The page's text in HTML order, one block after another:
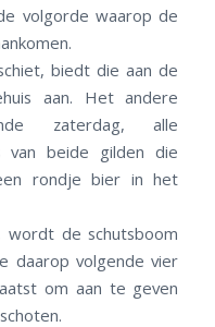
volgorde waarop de
biedt die aan de
aan. Het andere
zaterdag, alle
van beide gilden die
rondje bier in het
wordt de schutsboom
daarop volgende vier
om aan te geven